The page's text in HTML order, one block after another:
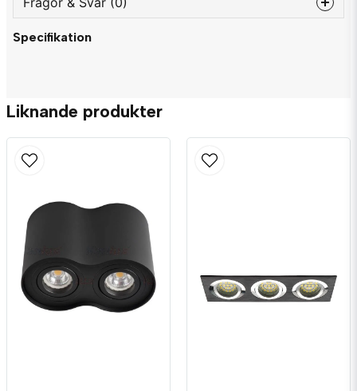
question
Namn
Mejladress
Ja, ni får publicera min fråga
Specifikation
Liknande produkter